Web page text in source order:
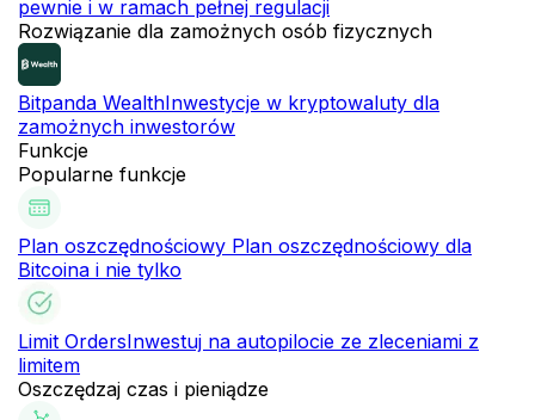
pewnie i w ramach pełnej regulacji
Rozwiązanie dla zamożnych osób fizycznych
Bitpanda WealthInwestycje w kryptowaluty dla
zamożnych inwestorów
Funkcje
Popularne funkcje
Plan oszczędnościowy Plan oszczędnościowy dla
Bitcoina i nie tylko
Limit OrdersInwestuj na autopilocie ze zleceniami z
limitem
Oszczędzaj czas i pieniądze